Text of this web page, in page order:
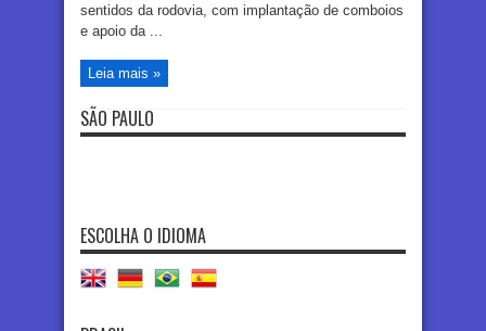
sentidos da rodovia, com implantação de comboios
e apoio da ...
Leia mais »
SÃO PAULO
ESCOLHA O IDIOMA